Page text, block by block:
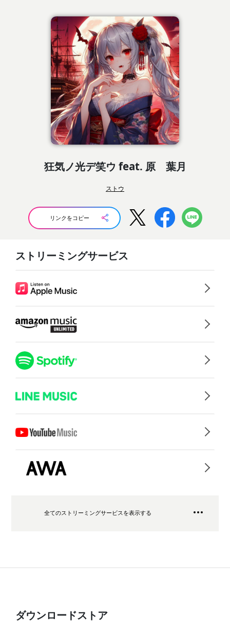
狂気ノ光デ笑ウ feat. 原 葉月
ストウ
リンクをコピー
ストリーミングサービス
全てのストリーミングサービスを表示する
ダウンロードストア